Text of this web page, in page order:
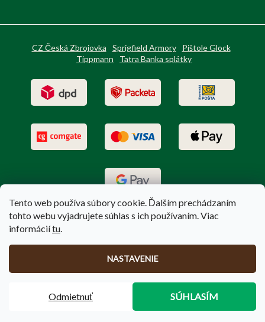
Tento web používa súbory cookie. Ďalším prechádzaním
tohto webu vyjadrujete súhlas s ich používaním. Viac
informáciítu.
NASTAVENIE
Odmietnuť SÚHLASÍM
CZ Česká Zbrojovka Sprigfield Armory
Pištole Glock
Tippmann
Tatra Banka splátky
PoľovníctvoTerem.sk. Všetky práva vyhradené.
Upraviť nastavenie cookies